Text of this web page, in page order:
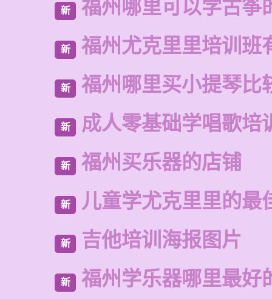
新 福州哪里可以学古筝
新 福州尤克里里培训班
新 福州哪里买小提琴比
新 成人零基础学唱歌培
新 福州买乐器的店铺
新 儿童学尤克里里的最
新 吉他培训海报图片
新 福州学乐器哪里最好